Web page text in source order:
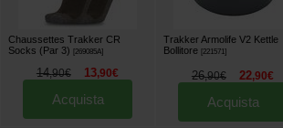
Chaussettes Trakker CR
Socks (Par 3)
269085A]
14,90€ 13,90€
Acquista
Trakker Armolife V2 Kettle
Bollitore
221571]
26,90€ 22,90€
Acquista